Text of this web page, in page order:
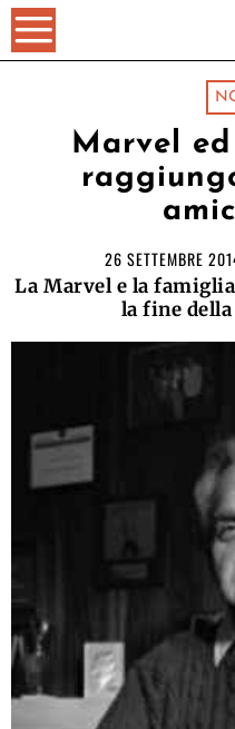
Marvel
26 SETTEMBRE
La Marvel e la
la fine